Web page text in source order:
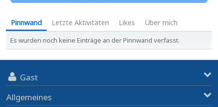
Pinnwand Letzte Aktivitäten Likes Über mich
Es wurden noch keine Einträge an der Pinnwand verfasst.
Gast
Allgemeines